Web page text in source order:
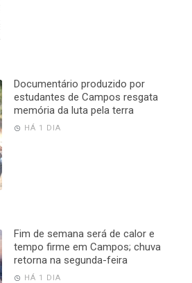
Documentário produzido por
estudantes de Campos resgata
memória da luta pela terra
HÁ 1 DIA
Fim de semana será de calor e
tempo firme em Campos; chuva
retorna na segunda-feira
HÁ 1 DIA